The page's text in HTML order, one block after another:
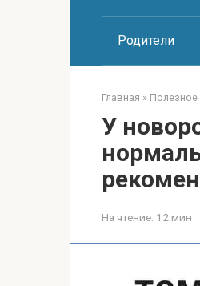
Родители
Главная » Полезное
У
На чтение: 12 мин